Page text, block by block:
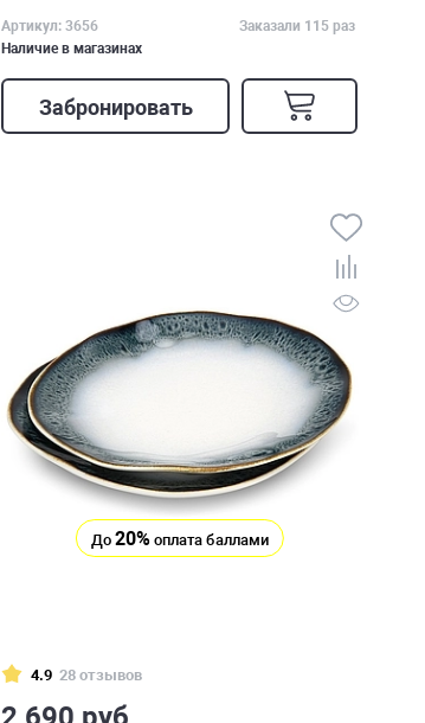
Артикул: 3656
Заказали 115 раз
Наличие в магазинах
Забронировать
До 20% оплата баллами
4.9 28 отзывов